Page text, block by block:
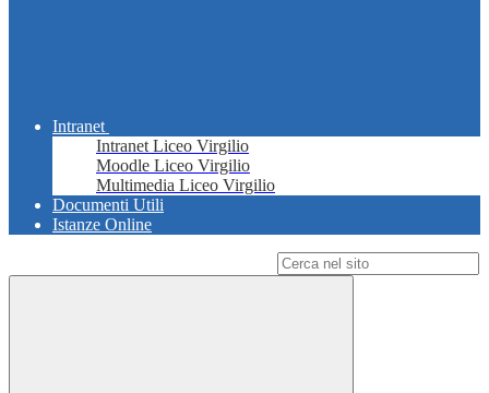
Intranet
Intranet Liceo Virgilio
Moodle Liceo Virgilio
Multimedia Liceo Virgilio
Documenti Utili
Istanze Online